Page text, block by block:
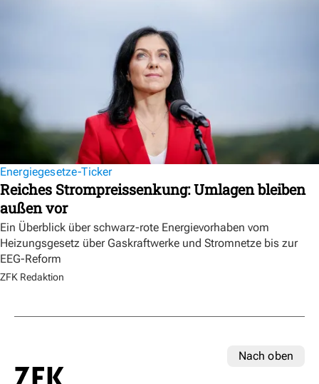
Energiegesetze-Ticker
Reiches Strompreissenkung: Umlagen bleiben
außen vor
Ein Überblick über schwarz-rote Energievorhaben vom
Heizungsgesetz über Gaskraftwerke und Stromnetze bis zur
EEG-Reform
ZFK Redaktion
Nach oben